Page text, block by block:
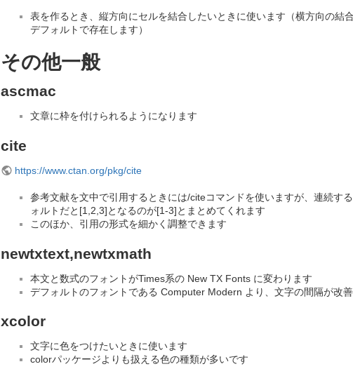
表を作るとき、縦方向にセルを結合したいときに使います（横方向の結
デフォルトで存在します）
その他一般
ascmac
文章に枠を付けられるようになります
cite
https://www.ctan.org/pkg/cite
参考文献を文中で引用するときには/citeコマンドを使いますが、連続す
ォルトだと[1,2,3]となるのが[1-3]とまとめてくれます
このほか、引用の形式を細かく調整できます
newtxtext,newtxmath
本文と数式のフォントがTimes系の New TX Fonts に変わります
デフォルトのフォントである Computer Modern より、文字の間隔が改
xcolor
文字に色をつけたいときに使います
colorパッケージよりも扱える色の種類が多いです